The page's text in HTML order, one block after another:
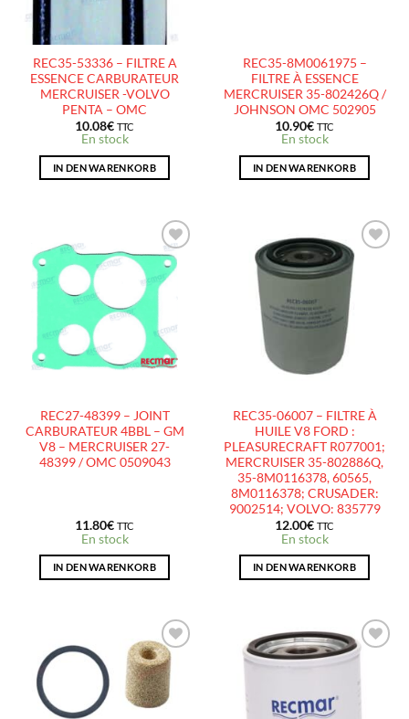
REC35-53336 – FILTRE A
ESSENCE CARBURATEUR
MERCRUISER -VOLVO
PENTA – OMC
10.08€ TTC
En stock
IN DEN WARENKORB
REC35-8M0061975 –
FILTRE À ESSENCE
MERCRUISER 35-802426Q /
JOHNSON OMC 502905
10.90€ TTC
En stock
IN DEN WARENKORB
AJOUTER
À LA
LISTE
D’ENVIES
REC27-48399 – JOINT
CARBURATEUR 4BBL – GM
V8 – MERCRUISER 27-
48399 / OMC 0509043
11.80€ TTC
En stock
IN DEN WARENKORB
AJOUTER
À LA
LISTE
D’ENVIES
REC35-06007 – FILTRE À
HUILE V8 FORD :
PLEASURECRAFT R077001;
MERCRUISER 35-802886Q,
35-8M0116378, 60565,
8M0116378; CRUSADER:
9002514; VOLVO: 835779
12.00€ TTC
En stock
IN DEN WARENKORB
AJOUTER
À LA
LISTE
D’ENVIES
LISTE
D’ENVIES